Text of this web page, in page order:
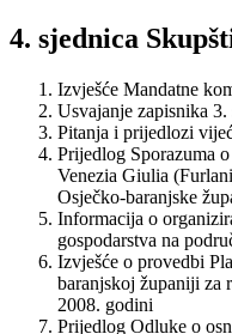
4. sjednica
Izvješće Mandatne
Usvajanje zapisnika
Pitanja i prijedlozi
Prijedlog Sporazuma
Venezia Giulia
Osječko-baranjske
Informacija o
gospodarstva na
Izvješće o provedbi
baranjskoj županiji za
2008. godini
Prijedlog Odluke o